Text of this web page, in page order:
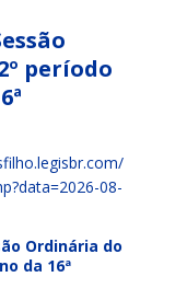
período
08-
Ordinária do
da 16ª